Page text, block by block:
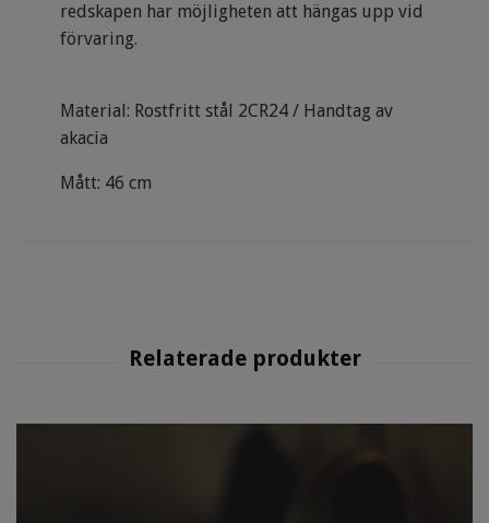
redskapen har möjligheten att hängas upp vid
förvaring.
Material: Rostfritt stål 2CR24 / Handtag av
akacia
Mått: 46 cm